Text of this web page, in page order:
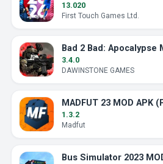
13.020
First Touch Games Ltd.
3.4.0
DAWINSTONE GAMES
MADFUT 23 MOD APK
1.3.2
Madfut